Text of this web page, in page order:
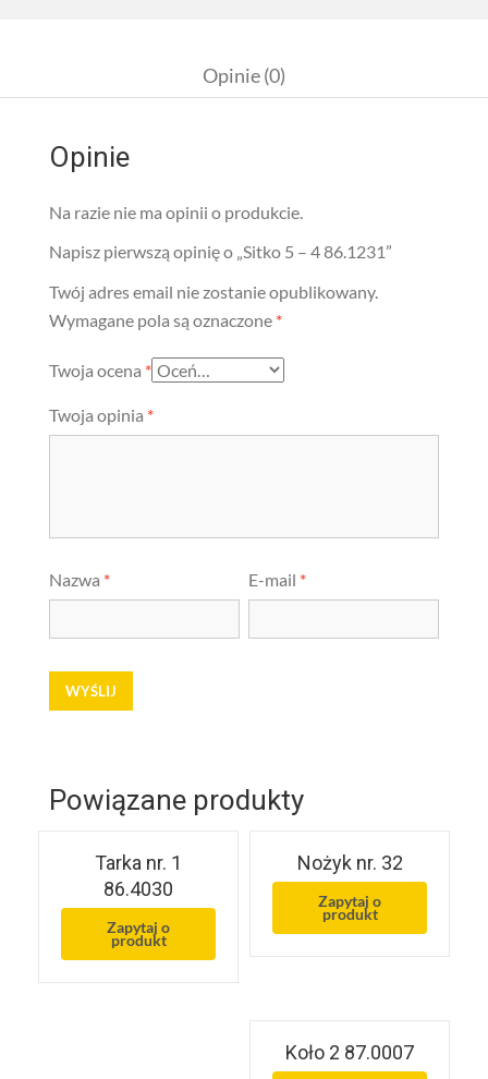
Opinie (0)
Opinie
Na razie nie ma opinii o produkcie.
Napisz pierwszą opinię o „Sitko 5 – 4 86.1231”
Twój adres email nie zostanie opublikowany.
Wymagane pola są oznaczone *
Twoja ocena *
Twoja opinia *
Nazwa * E-mail *
Powiązane produkty
Tarka nr. 1
86.4030
Zapytaj o
produkt
Nożyk nr. 32
Zapytaj o
produkt
Koło 2 87.0007